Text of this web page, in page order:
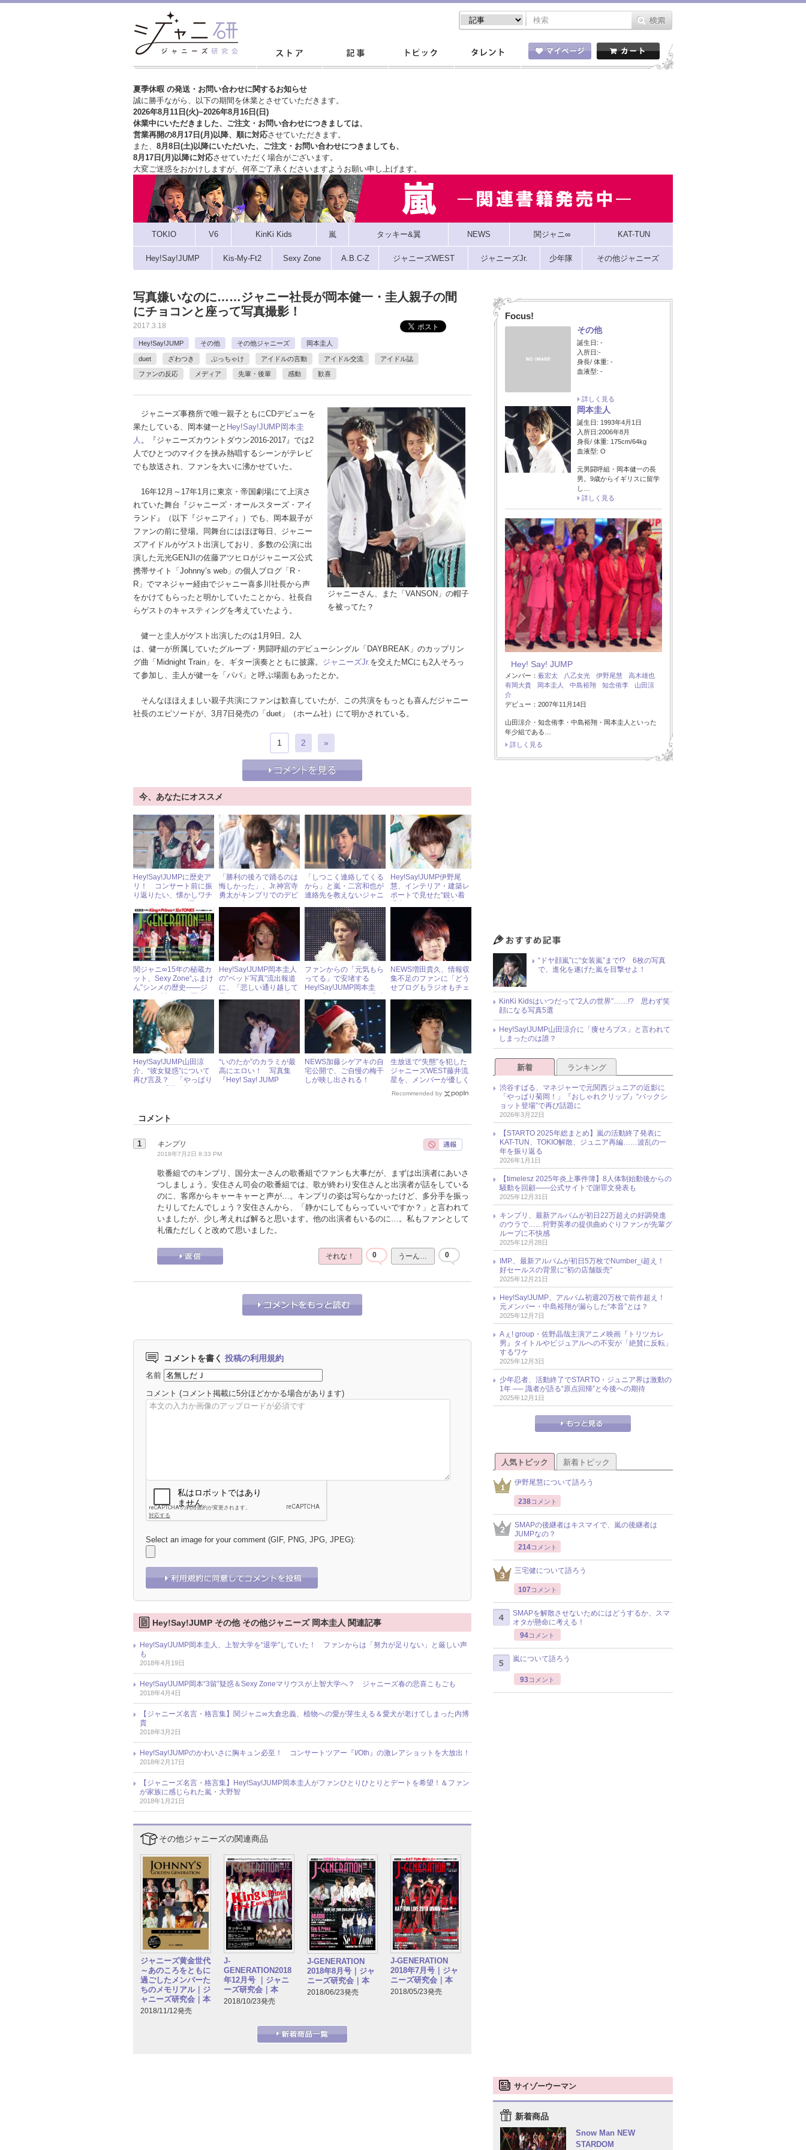
夏季休暇 の発送・お問い合わせに関するお知らせ
誠に勝手ながら、以下の期間を休業とさせていただきます。
2026年8月11日(火)~2026年8月16日(日)
休業中にいただきました、ご注文・お問い合わせにつきましては、
営業再開の8月17日(月)以降、順に対応させていただきます。
また、 8月8日(土)以降にいただいた、ご注文・ お問い合わせにつきましても、
8月17日(月)以降に対応させていただく場合がございます。
大変ご迷惑をおかけしますが、 何卒ご了承くださいますようお願い申し上げます。
TOKIO V6 KinKi Kids 嵐 タッキー&翼 NEWS 関ジャニ∞ KAT-TUN
Hey!Say!JUMP Kis-My-Ft2 Sexy Zone A.B.C-Z ジャニーズWEST ジャニーズJr. 少年隊 その他ジャニーズ
写真嫌いなのに……ジャニー社長が岡本健一・圭人親子の間
にチョコンと座って写真撮影！
2017.3.18
Hey!Say!JUMP その他 その他ジャニーズ 岡本圭人
duet ざわつき ぶっちゃけ アイドルの言動 アイドル交流 アイドル誌
ファンの反応 メディア 先輩・後輩 感動 歓喜
ジャニーさん、また「VANSON」の帽子
を被ってた？
ジャニーズ事務所で唯一親子ともにCDデビューを
果たしている、岡本健一と Hey!Say!JUMP 岡本圭
人 。『ジャニーズカウントダウン2016-2017』では2
人でひとつのマイクを挟み熱唱するシーンがテレビ
でも放送され、ファンを大いに沸かせていた。
16年12月～17年1月に東京・帝国劇場にて上演さ
れていた舞台『ジャニーズ・オールスターズ・アイ
ランド』（以下『ジャニアイ』）でも、岡本親子が
ファンの前に登場。同舞台にはほぼ毎日、ジャニー
ズアイドルがゲスト出演しており、多数の公演に出
演した元光GENJIの佐藤アツヒロがジャニーズ公式
携帯サイト「Johnny’s web」の個人ブログ「R・
R」でマネジャー経由でジャニー喜多川社長から声
をかけてもらったと明かしていたことから、社長自
らゲストのキャスティングを考えていたよう。
健一と圭人がゲスト出演したのは1月9日。2人
は、健一が所属していたグループ・男闘呼組のデビューシングル「DAYBREAK」のカップリン
グ曲「Midnight Train」を、ギター演奏とともに披露。 ジャニーズJr.を交えたMCにも2人そろっ
て参加し、圭人が健一を「パパ」と呼ぶ場面もあったとか。
そんなほほえましい親子共演にファンは歓喜していたが、この共演をもっとも喜んだジャニー
社長のエピソードが、3月7日発売の「duet」（ホーム社）にて明かされている。
1 2 »
今、あなたにオススメ
Hey!Say!JUMPに歴史ア
リ！ コンサート前に振
り返りたい、懐かしワチ
「勝利の後ろで踊るのは
悔しかった」、Jr.神宮寺
勇太がキンプリでのデビ
「しつこく連絡してくる
から」と嵐・二宮和也が
連絡先を教えないジャニ
Hey!Say!JUMP伊野尾
慧、インテリア・建築レ
ポートで見せた“鋭い着
関ジャニ∞15年の秘蔵カ
ット、Sexy Zone“ふまけ
ん”シンメの歴史――ジ
Hey!Say!JUMP岡本圭人
の“ベッド写真”流出報道
に、「悲しい通り越して
ファンからの「元気もら
ってる」で安堵する
Hey!Say!JUMP岡本圭
ロケの裏側を明かす！
NEWS増田貴久、情報収
集不足のファンに「どう
せブログもラジオもチェ
れ気味
Hey!Say!JUMP山田涼
介、“彼女疑惑”について
再び言及？ 「やっぱり
“いのたか”のカラミが最
高にエロい！ 写真集
『Hey! Say! JUMP
NEWS加藤シゲアキの自
宅公開で、ご自慢の梅干
しが映し出される！
生放送で“失態”を犯した
ジャニーズWEST藤井流
星を、メンバーが優しく
Recommended by
コメント
キンプリ
2018年7月2日 8:33 PM
歌番組でのキンプリ、国分太一さんの歌番組でファンも大事だが、まずは出演者にあいさ
つしましょう。安住さん司会の歌番組では、歌が終わり安住さんと出演者が話をしている
のに、客席からキャーキャーと声が…。キンプリの姿は写らなかったけど、多分手を振っ
たりしてたんでしょう？安住さんから、「静かにしてもらっていいですか？」と言われて
いましたが、少し考えれば解ると思います。他の出演者もいるのに…。私もファンとして
礼儀ただしくと改めて思いました。
それな！ 0 うーん… 0
コメントを書く 投稿の利用規約
名前
コメント (コメント掲載に5分ほどかかる場合があります)
Select an image for your comment (GIF, PNG, JPG, JPEG):
Hey!Say!JUMP その他 その他ジャニーズ 岡本圭人 関連記事
Hey!Say!JUMP岡本圭人、上智大学を“退学”していた！ ファンからは「努力が足りない」と厳しい声
も
2018年4月19日
Hey!Say!JUMP岡本“3留”疑惑＆Sexy Zoneマリウスが上智大学へ？ ジャニーズ春の悲喜こもごも
2018年4月4日
【ジャニーズ名言・格言集】関ジャニ∞大倉忠義、植物への愛が芽生える＆愛犬が老けてしまった内博
貴
2018年3月2日
Hey!Say!JUMPのかわいさに胸キュン必至！ コンサートツアー『I/Oth』の激レアショットを大放出！
2018年2月17日
【ジャニーズ名言・格言集】Hey!Say!JUMP岡本圭人がファンひとりひとりとデートを希望！＆ファン
が家族に感じられた嵐・大野智
2018年1月21日
その他ジャニーズの関連商品
ジャニーズ黄金世代
～あのころをともに
過ごしたメンバーた
ちのメモリアル｜ジ
ャニーズ研究会｜本
2018/11/12発売
J-
GENERATION2018
年12月号 ｜ジャニ
ーズ研究会｜本
2018/10/23発売
J-GENERATION
2018年8月号｜ジャ
ニーズ研究会｜本
2018/06/23発売
J-GENERATION
2018年7月号｜ジャ
ニーズ研究会｜本
2018/05/23発売
Focus!
その他
誕生日: -
入所日:-
身長/ 体重: -
血液型: -
詳しく見る
岡本圭人
誕生日: 1993年4月1日
入所日:2006年8月
身長/ 体重: 175cm/64kg
血液型: O
元男闘呼組・岡本健一の長
男。9歳からイギリスに留学
し…
詳しく見る
Hey! Say! JUMP
メンバー： 薮宏太 八乙女光 伊野尾慧
高木雄也
有岡大貴
岡本圭人 中島裕翔 知念侑李
山田涼
介
デビュー：2007年11月14日
山田涼介・知念侑李・中島裕翔・岡本圭人といった
年少組である…
詳しく見る
“ドヤ顔嵐”に“女装嵐”まで!? 6枚の写真
で、進化を遂げた嵐を目撃せよ！
KinKi Kidsはいつだって“2人の世界”……!? 思わず笑
顔になる写真5選
Hey!Say!JUMP山田涼介に「痩せろブス」と言われて
しまったのは誰？
新着 ランキング
渋谷すばる、マネジャーで元関西ジュニアの近影に
「やっぱり菊岡！」『おしゃれクリップ』“バックシ
ョット登場”で再び話題に
2026年3月22日
【STARTO 2025年総まとめ】嵐の活動終了発表に
KAT-TUN、TOKIO解散、ジュニア再編……波乱の一
年を振り返る
2026年1月1日
【timelesz 2025年炎上事件簿】8人体制始動後からの
騒動を回顧――公式サイトで謝罪文発表も
2025年12月31日
キンプリ、最新アルバムが初日22万超えの好調発進
のウラで……狩野英孝の提供曲めぐりファンが先輩グ
ループに不快感
2025年12月28日
IMP.、最新アルバムが初日5万枚でNumber_i超え！
好セールスの背景に“初の店舗販売”
2025年12月21日
Hey!Say!JUMP、アルバム初週20万枚で前作超え！
元メンバー・中島裕翔が漏らした“本音”とは？
2025年12月7日
Aぇ! group・佐野晶哉主演アニメ映画『トリツカレ
男』タイトルやビジュアルへの不安が「絶賛に反転」
するワケ
2025年12月3日
少年忍者、活動終了でSTARTO・ジュニア界は激動の
1年 ── 識者が語る“原点回帰”と今後への期待
2025年12月1日
人気トピック 新着トピック
伊野尾慧について語ろう
238コメント
SMAPの後継者はキスマイで、嵐の後継者は
JUMPなの？
214コメント
三宅健について語ろう
107 コメント
SMAPを解散させないためにはどうするか、スマ
オタが懸命に考える！
94コメント
嵐について語ろう
93コメント
サイゾーウーマン
新着商品
Snow Man NEW
STARDOM